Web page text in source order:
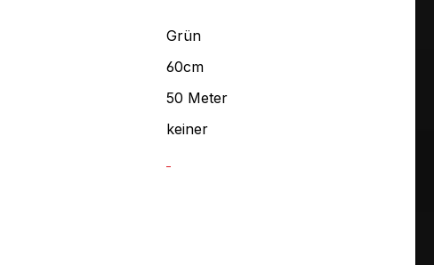
Grün
60cm
50 Meter
keiner